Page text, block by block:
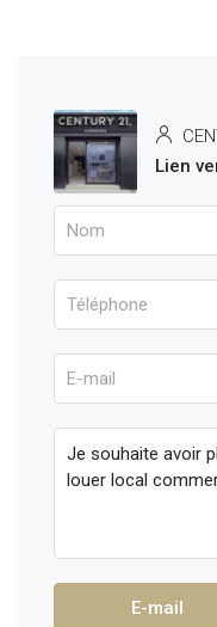
Lien
E-mail